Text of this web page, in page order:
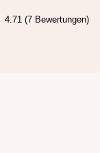
4.71 (7 Bewertungen)